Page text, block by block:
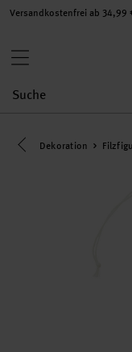
Versandkostenfrei ab 34,99
Eine Kategorie
Dekoration